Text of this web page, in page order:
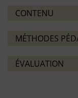
CONTENU
MÉTHODES
ÉVALUATION